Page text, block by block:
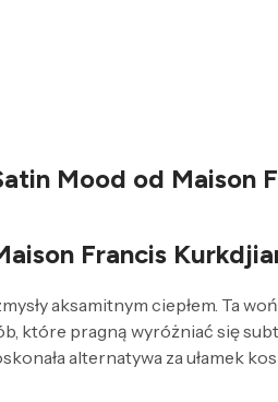
Mood od Maison
Francis
aksamitnym ciepłem. Ta
które pragną wyróżniać się
alternatywa za ułamek